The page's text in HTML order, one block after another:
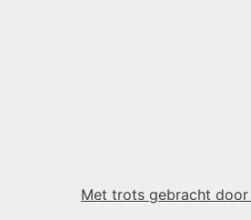
Met trots gebracht door